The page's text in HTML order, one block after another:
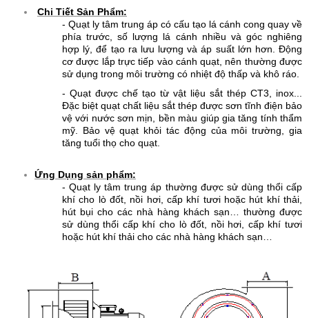
Chi Tiết Sản Phẩm:
- Quạt ly tâm trung áp có cấu tạo lá cánh cong quay về
phía trước, số lượng lá cánh nhiều và góc nghiêng
hợp lý, để tạo ra lưu lượng và áp suất lớn hơn. Động
cơ được lắp trực tiếp vào cánh quạt, nên thường được
sử dụng trong môi trường có nhiệt độ thấp và khô ráo.
- Quạt được chế tạo từ vật liệu sắt thép CT3, inox...
Đặc biệt quạt chất liệu sắt thép được sơn tĩnh điện bảo
vệ với nước sơn mịn, bền màu giúp gia tăng tính thẩm
mỹ. Bảo vệ quạt khỏi tác động của môi trường, gia
tăng tuổi thọ cho quạt.
Ứng Dụng sản phẩm:
- Quạt ly tâm trung áp thường được sử dùng thổi cấp
khí cho lò đốt, nồi hơi, cấp khí tươi hoặc hút khí thải,
hút bụi cho các nhà hàng khách sạn… thường được
sử dùng thổi cấp khí cho lò đốt, nồi hơi, cấp khí tươi
hoặc hút khí thải cho các nhà hàng khách sạn…